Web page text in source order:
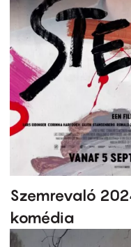
Szemrevaló
komédia